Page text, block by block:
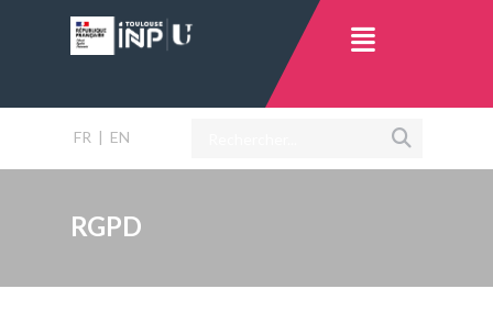
FR | EN
RGPD